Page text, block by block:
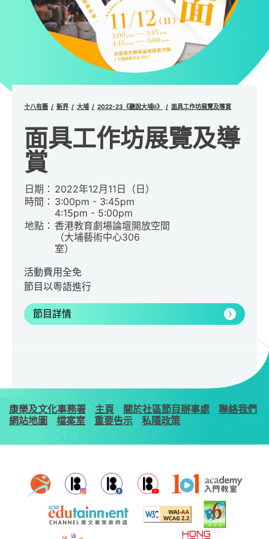
十八有藝 新界 大埔 2022-23《聽說大埔II》 面具工作坊展覽及導賞
面具工作坊展覽及導
賞
日期： 2022年12月11日（日）
時間： 3:00pm - 3:45pm
4:15pm - 5:00pm
地點： 香港教育劇場論壇開放空間
（大埔藝術中心306
室）
活動費用全免
節目以粵語進行
節目詳情
康樂及文化事務署 主頁 關於社區節目辦事處
聯絡我們
網站地圖
檔案室 重要告示 私隱政策